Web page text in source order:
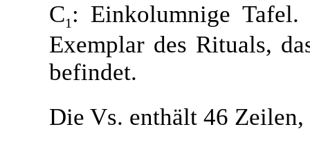
C1: Einkolumnige
Exemplar des Rituals,
befindet.
Die Vs. enthält 46